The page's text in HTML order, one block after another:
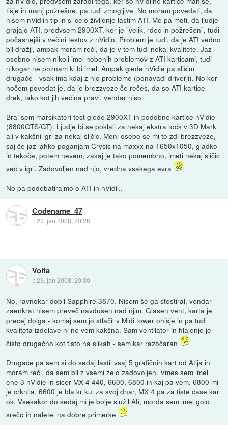
tišje in manj požrešne, pa tudi zmogljive. No moram povedati, da
nisem nVidiin tip in si celo življenje lastim ATI. Me pa moti, da ljudje
grajajo ATI, predvsem 2900XT, ker je "velik, rdeč in požrešen", tudi
počasnejši v večini testov z nVidio. Problem je tudi, da je ATI vedno
bil dražji, ampak moram reči, da je v tem tudi nekaj kvalitete. Jaz
osebno nisem nikoli imel nobenih problemov z ATI karticami, tudi
nikogar ne poznam ki bi imel. Ampak glede nVidie pa slišim
drugače - vsak ima kdaj z njo probleme (ponavadi driverji). No ker
hočem povedat je, da je brezzveze če rečes, da so ATI kartice
drek, tako kot jih večina pravi, vendar niso.
Bral sem marsikateri test glede 2900XT in podobne kartice nVidie
(8800GTS/GT). Ljudje bi se poklali za nekaj ekstra točk v 3D Mark
ali v kakšni igri za nekaj sličic. Meni osebo se mi to zdi brezzveze,
saj če jaz lahko poganjam Crysis na maxxx na 1650x1050, gladko
in tekoče, potem nevem, zakaj je tako pomembno, imeti nekaj sličic
več v igri. Zadovoljen nad njo, vredna vsakega evra
No pa podebatirajmo o ATI in nVidii..
Codename_47
::23. jan 2008, 20:28
Volta
::23. jan 2008, 20:30
No, ravnokar dobil Sapphire 3870. Nisem še ga stestiral, vendar
zaenkrat nisem preveč navdušen nad njim. Glasen vent, karta je
precej dolga - komaj sem jo stlačil v Midi tower ohišje in pa tudi
kvaliteta izdelave ni ne vem kakšna. Sam ventilator in hlajenje je
čisto drugačno kot tisto na slikah - sem kar razočaran
Drugače pa sem si do sedaj lastil vsaj 5 grafičnih kart od Atija in
moram reči, da sem bil z vsemi zelo zadovoljen. Vmes sem imel
ene 3 nVidie in sicer MX 4 440, 6600, 6800 in kaj pa vem. 6800 mi
je crknila, 6600 je bla kr kul za svoj dnar, MX 4 pa za tiste čase kar
ok. Vsekakor do sedaj mi je bolje služil Ati, morda sem imel golo
srečo in naletel na dobre primerke